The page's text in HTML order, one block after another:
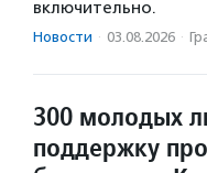
включительно.
Новости · 03.08.2026 ·
300 молодых
поддержку